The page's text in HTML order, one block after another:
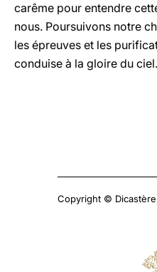
carême pour entendre
nous. Poursuivons notre
les épreuves et les
conduise à la gloire du
Copyright ©